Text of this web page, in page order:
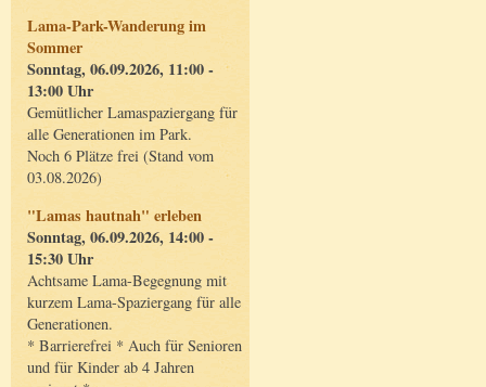
Lama-Park-Wanderung im
Sommer
Sonntag, 06.09.2026, 11:00 -
13:00 Uhr
Gemütlicher Lamaspaziergang für
alle Generationen im Park.
Noch 6 Plätze frei (Stand vom
03.08.2026)
"Lamas hautnah" erleben
Sonntag, 06.09.2026, 14:00 -
15:30 Uhr
Achtsame Lama-Begegnung mit
kurzem Lama-Spaziergang für alle
Generationen.
* Barrierefrei * Auch für Senioren
und für Kinder ab 4 Jahren